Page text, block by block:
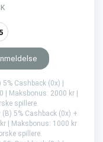
Cashback (0x) |
| Maksbonus: 2000 kr |
spillere.
5% Cashback (0x) +
| Maksbonus: 1000 kr
spillere.